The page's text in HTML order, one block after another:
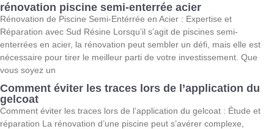
rénovation piscine semi-enterrée acier
Rénovation de Piscine Semi-Entérrée en Acier : Expertise et
Réparation avec Sud Résine Lorsqu’il s’agit de piscines semi-
enterrées en acier, la rénovation peut sembler un défi, mais elle est
nécessaire pour tirer le meilleur parti de votre investissement. Que
vous soyez un
Comment éviter les traces lors de l’application du
gelcoat
Comment éviter les traces lors de l’application du gelcoat : Étude et
réparation La rénovation d’une piscine peut s’avérer complexe,